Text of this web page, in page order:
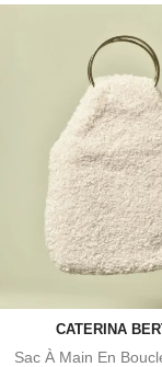
CATERINA
Sac À Main En